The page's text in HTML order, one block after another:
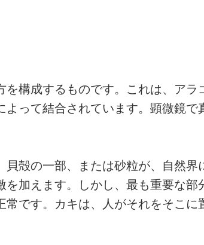
構成するものです。これは、アラ
って結合されています。顕微鏡で
殻の一部、または砂粒が、自然界
加えます。しかし、最も重要な部
です。カキは、人がそれをそこに